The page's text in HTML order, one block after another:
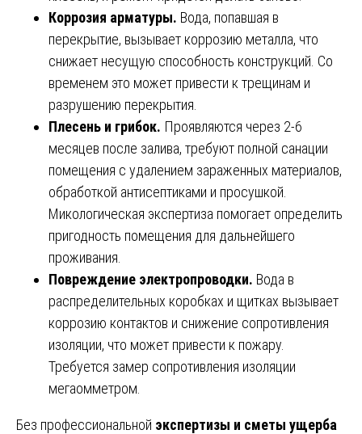
Коррозия арматуры. Вода, попавшая в
перекрытие, вызывает коррозию металла, что
снижает несущую способность конструкций. Со
временем это может привести к трещинам и
разрушению перекрытия.
Плесень и грибок. Проявляются через 2-6
месяцев после залива, требуют полной санации
помещения с удалением зараженных материалов,
обработкой антисептиками и просушкой.
Микологическая экспертиза помогает определить
пригодность помещения для дальнейшего
проживания.
Повреждение электропроводки. Вода в
распределительных коробках и щитках вызывает
коррозию контактов и снижение сопротивления
изоляции, что может привести к пожару.
Требуется замер сопротивления изоляции
мегаомметром.
Без профессиональной экспертизы и сметы ущерба